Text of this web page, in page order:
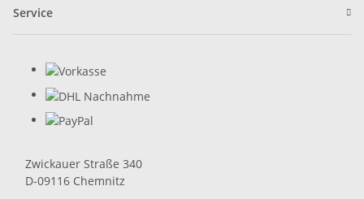
Service
Zwickauer Straße 340
D-09116 Chemnitz